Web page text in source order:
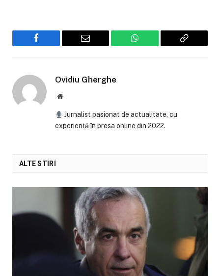
Facebook Email WhatsApp
Copiaza
Ovidiu Gherghe
Website
Jurnalist pasionat de actualitate, cu
experiență în presa online din 2022.
ALTE STIRI